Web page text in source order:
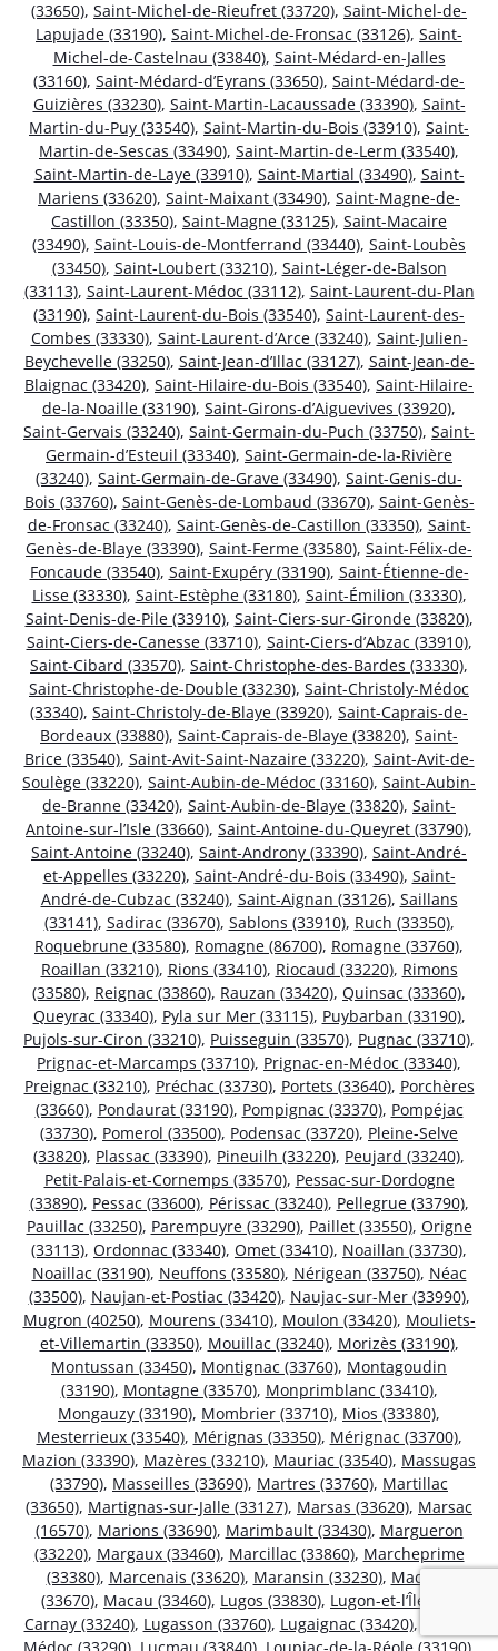
(33650), Saint-Michel-de-Rieufret (33720), Saint-Michel-de-
Lapujade (33190), Saint-Michel-de-Fronsac (33126), Saint-
Michel-de-Castelnau (33840), Saint-Médard-en-Jalles
(33160), Saint-Médard-d’Eyrans (33650), Saint-Médard-de-
Guizières (33230), Saint-Martin-Lacaussade (33390), Saint-
Martin-du-Puy (33540), Saint-Martin-du-Bois (33910), Saint-
Martin-de-Sescas (33490), Saint-Martin-de-Lerm (33540),
Saint-Martin-de-Laye (33910), Saint-Martial (33490), Saint-
Mariens (33620), Saint-Maixant (33490), Saint-Magne-de-
Castillon (33350), Saint-Magne (33125), Saint-Macaire
(33490), Saint-Louis-de-Montferrand (33440), Saint-Loubès
(33450), Saint-Loubert (33210), Saint-Léger-de-Balson
(33113), Saint-Laurent-Médoc (33112), Saint-Laurent-du-Plan
(33190), Saint-Laurent-du-Bois (33540), Saint-Laurent-des-
Combes (33330), Saint-Laurent-d’Arce (33240), Saint-Julien-
Beychevelle (33250), Saint-Jean-d’Illac (33127), Saint-Jean-de-
Blaignac (33420), Saint-Hilaire-du-Bois (33540), Saint-Hilaire-
de-la-Noaille (33190), Saint-Girons-d’Aiguevives (33920),
Saint-Gervais (33240), Saint-Germain-du-Puch (33750), Saint-
Germain-d’Esteuil (33340), Saint-Germain-de-la-Rivière
(33240), Saint-Germain-de-Grave (33490), Saint-Genis-du-
Bois (33760), Saint-Genès-de-Lombaud (33670), Saint-Genès-
de-Fronsac (33240), Saint-Genès-de-Castillon (33350), Saint-
Genès-de-Blaye (33390), Saint-Ferme (33580), Saint-Félix-de-
Foncaude (33540), Saint-Exupéry (33190), Saint-Étienne-de-
Lisse (33330), Saint-Estèphe (33180), Saint-Émilion (33330),
Saint-Denis-de-Pile (33910), Saint-Ciers-sur-Gironde (33820),
Saint-Ciers-de-Canesse (33710), Saint-Ciers-d’Abzac (33910),
Saint-Cibard (33570), Saint-Christophe-des-Bardes (33330),
Saint-Christophe-de-Double (33230), Saint-Christoly-Médoc
(33340), Saint-Christoly-de-Blaye (33920), Saint-Caprais-de-
Bordeaux (33880), Saint-Caprais-de-Blaye (33820), Saint-
Brice (33540), Saint-Avit-Saint-Nazaire (33220), Saint-Avit-de-
Soulège (33220), Saint-Aubin-de-Médoc (33160), Saint-Aubin-
de-Branne (33420), Saint-Aubin-de-Blaye (33820), Saint-
Antoine-sur-l’Isle (33660), Saint-Antoine-du-Queyret (33790),
Saint-Antoine (33240), Saint-Androny (33390), Saint-André-
et-Appelles (33220), Saint-André-du-Bois (33490), Saint-
André-de-Cubzac (33240), Saint-Aignan (33126), Saillans
(33141), Sadirac (33670), Sablons (33910), Ruch (33350),
Roquebrune (33580), Romagne (86700), Romagne (33760),
Roaillan (33210), Rions (33410), Riocaud (33220), Rimons
(33580), Reignac (33860), Rauzan (33420), Quinsac (33360),
Queyrac (33340), Pyla sur Mer (33115), Puybarban (33190),
Pujols-sur-Ciron (33210), Puisseguin (33570), Pugnac (33710),
Prignac-et-Marcamps (33710), Prignac-en-Médoc (33340),
Preignac (33210), Préchac (33730), Portets (33640), Porchères
(33660), Pondaurat (33190), Pompignac (33370), Pompéjac
(33730), Pomerol (33500), Podensac (33720), Pleine-Selve
(33820), Plassac (33390), Pineuilh (33220), Peujard (33240),
Petit-Palais-et-Cornemps (33570), Pessac-sur-Dordogne
(33890), Pessac (33600), Périssac (33240), Pellegrue (33790),
Pauillac (33250), Parempuyre (33290), Paillet (33550), Origne
(33113), Ordonnac (33340), Omet (33410), Noaillan (33730),
Noaillac (33190), Neuffons (33580), Nérigean (33750), Néac
(33500), Naujan-et-Postiac (33420), Naujac-sur-Mer (33990),
Mugron (40250), Mourens (33410), Moulon (33420), Mouliets-
et-Villemartin (33350), Mouillac (33240), Morizès (33190),
Montussan (33450), Montignac (33760), Montagoudin
(33190), Montagne (33570), Monprimblanc (33410),
Mongauzy (33190), Mombrier (33710), Mios (33380),
Mesterrieux (33540), Mérignas (33350), Mérignac (33700),
Mazion (33390), Mazères (33210), Mauriac (33540), Massugas
(33790), Masseilles (33690), Martres (33760), Martillac
(33650), Martignas-sur-Jalle (33127), Marsas (33620), Marsac
(16570), Marions (33690), Marimbault (33430), Margueron
(33220), Margaux (33460), Marcillac (33860), Marcheprime
(33380), Marcenais (33620), Maransin (33230), Madirac
(33670), Macau (33460), Lugos (33830), Lugon-et-l’Île-du-
Carnay (33240), Lugasson (33760), Lugaignac (33420),